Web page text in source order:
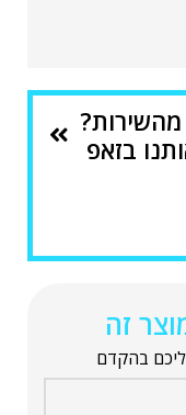
מהשירות?
בזאפ
זה
בהקדם